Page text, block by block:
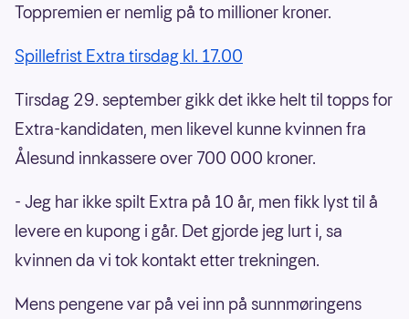
Toppremien er nemlig på to millioner kroner.
Spillefrist Extra tirsdag kl. 17.00
Tirsdag 29. september gikk det ikke helt til topps for
Extra-kandidaten, men likevel kunne kvinnen fra
Ålesund innkassere over 700 000 kroner.
- Jeg har ikke spilt Extra på 10 år, men fikk lyst til å
levere en kupong i går. Det gjorde jeg lurt i, sa
kvinnen da vi tok kontakt etter trekningen.
Mens pengene var på vei inn på sunnmøringens